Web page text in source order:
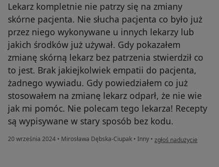
Lekarz kompletnie nie patrzy się na zmiany
skórne pacjenta. Nie słucha pacjenta co było już
przez niego wykonywane u innych lekarzy lub
jakich środków już używał. Gdy pokazałem
zmianę skórną lekarz bez patrzenia stwierdził co
to jest. Brak jakiejkolwiek empatii do pacjenta,
żadnego wywiadu. Gdy powiedziałem co już
stosowałem na zmianę lekarz odparł, że nie wie
jak mi pomóc. Nie polecam tego lekarza! Recepty
są wypisywane w stary sposób bez kodu.
20 września 2024 • Mirosława Dębska-Ciupak • Inny • w opinii użytkownika
zgłoś nadużycie